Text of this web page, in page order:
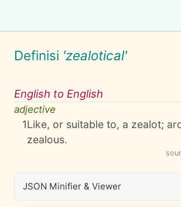
Definisi 'zealotical'
English to English
adjective
1Like, or suitable to, a zealot;
zealous.
JSON Minifier & Viewer